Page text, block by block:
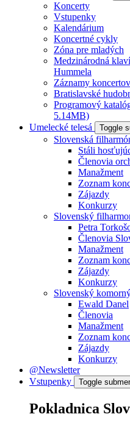
Koncerty
Vstupenky
Kalendárium
Koncertné cykly
Zóna pre mladých
Medzinárodná
Hummela
Záznamy
Bratislavské
Programový
5.14MB)
Umelecké telesá
Toggle
Slovenská
Stáli
Členovia
Manažment
Zoznam
Zájazdy
Konkurzy
Slovenský
Petra
Členovia
Manažment
Zoznam
Zájazdy
Konkurzy
Slovenský
Ewald Danel
Členovia
Manažment
Zoznam
Zájazdy
Konkurzy
@Newsletter
Vstupenky
Toggle
Pokladnica